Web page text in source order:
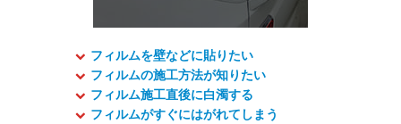
フィルムを壁などに貼りたい
フィルムの施工方法が知りたい
フィルム施工直後に白濁する
フィルムがすぐにはがれてしまう